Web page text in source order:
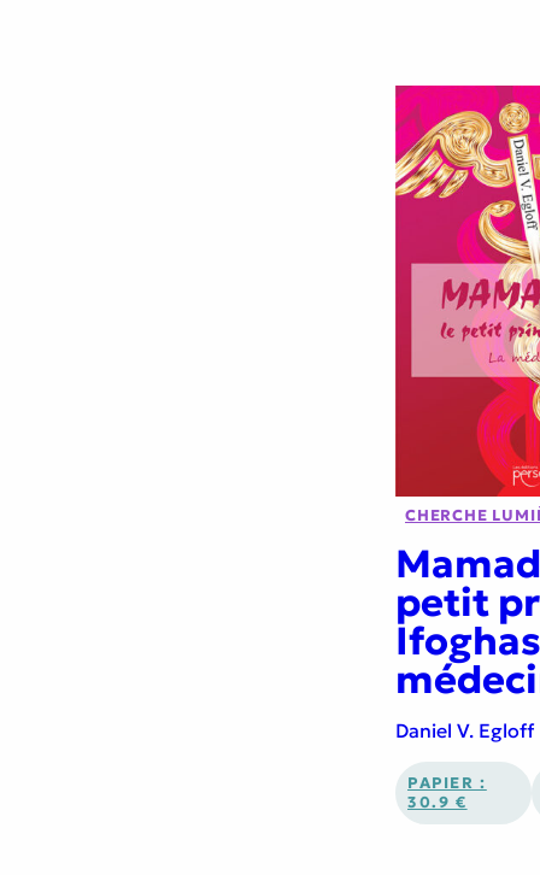
CHERCHE
petit
Daniel V. Egloff
PAPIER :
30.9 €